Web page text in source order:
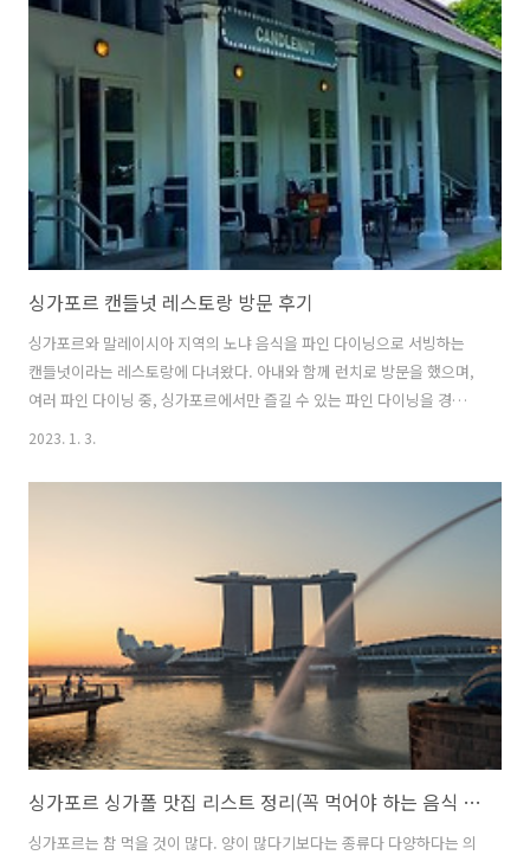
있는 명소로, 현지인들과 세계 각지에서 온 방문객들에게 사랑받는 곳이
다. 식당의 메뉴는 다양한 광둥 요리로 구성되어 있으며, 그 중에서도 구
운 닭고기, 스윗 앤 사워 포크, 볶음밥, 소고기 청경채 볶음 등이 인기 메
뉴로 손꼽힌다. 이러한 요리들은 방문객들에게 싱가포르 내에..
싱가포르 캔들넛 레스토랑 방문 후기
싱가포르와 말레이시아 지역의 노냐 음식을 파인 다이닝으로 서빙하는
캔들넛이라는 레스토랑에 다녀왔다. 아내와 함께 런치로 방문을 했으며,
여러 파인 다이닝 중, 싱가포르에서만 즐길 수 있는 파인 다이닝을 경험
해 보고자 이 지역의 음식인 노냐 음식을 전문으로 하는 레스토랑인 캔들
고, 캔들넛이 어떤 레스토랑인지 알아보자. 런치 코스와 방문 시 참고하
면 좋을 점들, 예약 방법 등도 디테일하게 작성해 두었으니 아래 블로그
2023. 1. 3.
싱가포르 싱가폴 맛집 리스트 정리(꼭 먹어야 하는 음식 목록, 예약 방법, 위치 등)
싱가포르는 참 먹을 것이 많다. 양이 많다기보다는 종류다 다양하다는 의